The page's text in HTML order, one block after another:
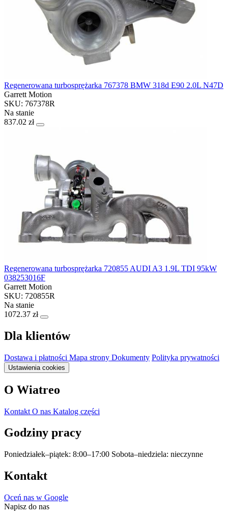
Regenerowana turbosprężarka 767378 BMW 318d E90 2.0L N47D
Garrett Motion
SKU: 767378R
Na stanie
837.02 zł
Regenerowana turbosprężarka 720855 AUDI A3 1.9L TDI 95kW
038253016F
Garrett Motion
SKU: 720855R
Na stanie
1072.37 zł
Dla klientów
Dostawa i płatności Mapa strony Dokumenty Polityka prywatności
Ustawienia cookies
O Wiatreo
Kontakt O nas Katalog części
Godziny pracy
Poniedziałek–piątek: 8:00–17:00 Sobota–niedziela: nieczynne
Kontakt
Oceń nas w Google
Napisz do nas